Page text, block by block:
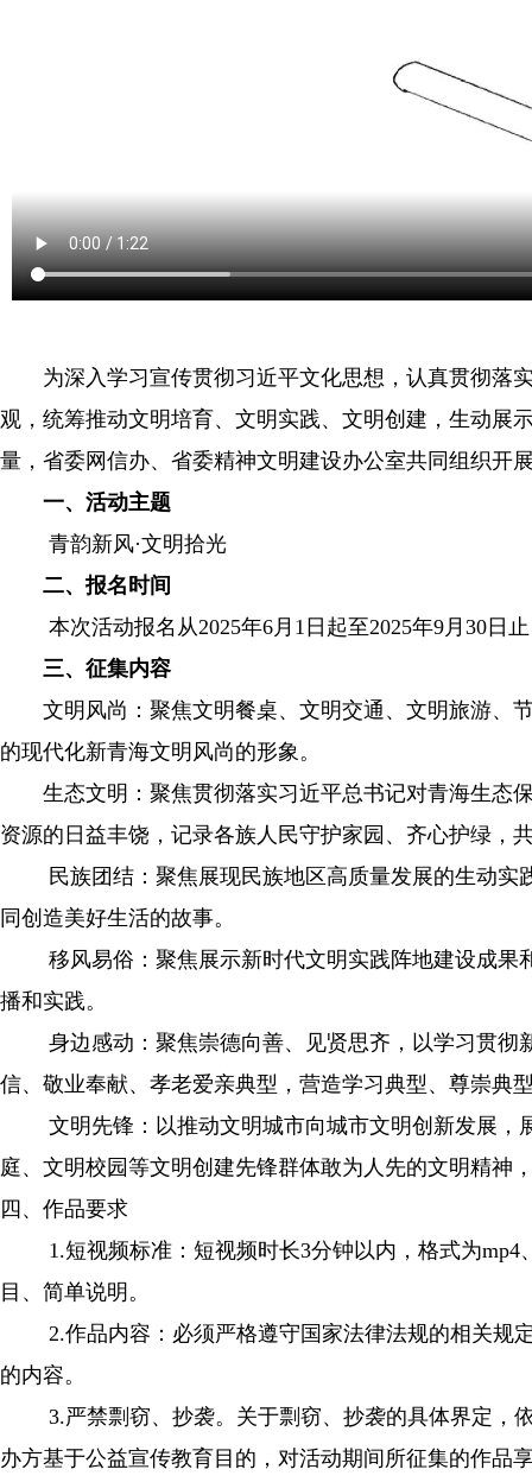
为深入学习宣传贯彻习近平文化思想，认真贯彻落实
观，统筹推动文明培育、文明实践、文明创建，生动展
量，省委网信办、省委精神文明建设办公室共同组织开
一、活动主题
青韵新风·文明拾光
二、报名时间
本次活动报名从2025年6月1日起至2025年9月30日
三、征集内容
文明风尚：聚焦文明餐桌、文明交通、文明旅游、节
的现代化新青海文明风尚的形象。
生态文明：聚焦贯彻落实习近平总书记对青海生态保
资源的日益丰饶，记录各族人民守护家园、齐心护绿，
民族团结：聚焦展现民族地区高质量发展的生动实
同创造美好生活的故事。
移风易俗：聚焦展示新时代文明实践阵地建设成果
播和实践。
身边感动：聚焦崇德向善、见贤思齐，以学习贯彻
信、敬业奉献、孝老爱亲典型，营造学习典型、尊崇典
文明先锋：以推动文明城市向城市文明创新发展，
庭、文明校园等文明创建先锋群体敢为人先的文明精神
四、作品要求
1.短视频标准：短视频时长3分钟以内，格式为mp4
目、简单说明。
2.作品内容：必须严格遵守国家法律法规的相关规定
的内容。
3.严禁剽窃、抄袭。关于剽窃、抄袭的具体界定，依
办方基于公益宣传教育目的，对活动期间所征集的作品